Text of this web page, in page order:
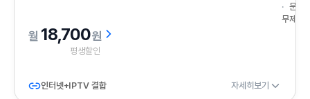
문자
무제한
18,700원
평생할인
인터넷+IPTV 결합 자세히보기